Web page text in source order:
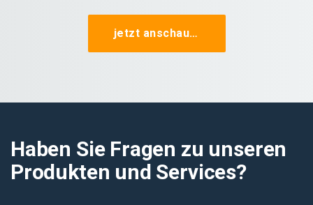
jetzt anschauen
Haben Sie Fragen zu unseren
Produkten und Services?